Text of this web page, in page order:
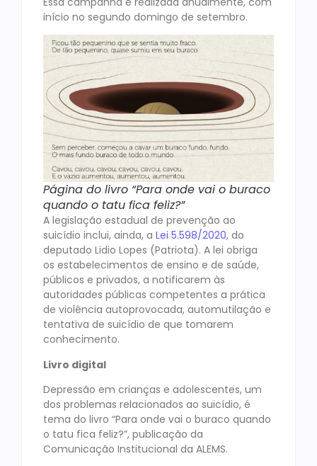
início no segundo domingo de setembro.
Página do livro “Para onde vai o buraco
quando o tatu fica feliz?”
A legislação estadual de prevenção ao
suicídio inclui, ainda, a Lei 5.598/2020, do
deputado Lidio Lopes (Patriota). A lei obriga
os estabelecimentos de ensino e de saúde,
públicos e privados, a notificarem às
autoridades públicas competentes a prática
de violência autoprovocada, automutilação e
tentativa de suicídio de que tomarem
conhecimento.
Livro digital
Depressão em crianças e adolescentes, um
dos problemas relacionados ao suicídio, é
tema do livro “Para onde vai o buraco quando
o tatu fica feliz?”, publicação da
Comunicação Institucional da ALEMS.